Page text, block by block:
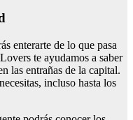
enterarte de lo que pasa
te ayudamos a saber
las entrañas de la capital.
incluso hasta los